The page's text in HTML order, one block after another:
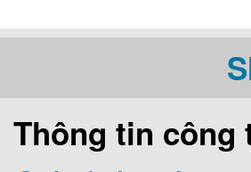
+ DR 16
Acrylic):
+ DR 16 31
Thông tin công